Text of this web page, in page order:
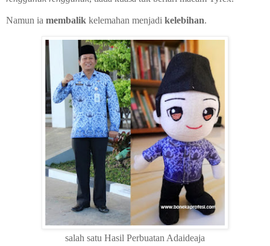
Namun ia membalik kelemahan menjadi kelebihan.
salah satu Hasil Perbuatan Adaideaja